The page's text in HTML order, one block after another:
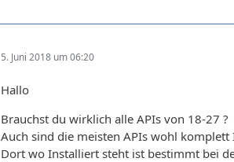
5. Juni 2018 um 06:20
Hallo
Brauchst du wirklich alle APIs von 18-27 ?
Auch sind die meisten APIs wohl
Dort wo Installiert steht ist bestimmt bei